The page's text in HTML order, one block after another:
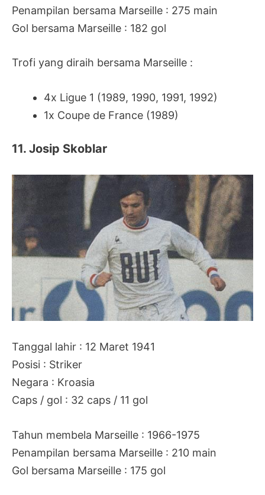
Penampilan bersama Marseille : 275 main
Gol bersama Marseille : 182 gol
Trofi yang diraih bersama Marseille :
4x Ligue 1 (1989, 1990, 1991, 1992)
1x Coupe de France (1989)
11. Josip Skoblar
Tanggal lahir : 12 Maret 1941
Posisi : Striker
Negara : Kroasia
Caps / gol : 32 caps / 11 gol
Tahun membela Marseille : 1966-1975
Penampilan bersama Marseille : 210 main
Gol bersama Marseille : 175 gol